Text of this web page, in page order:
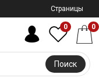
Страницы
Поиск
0 0